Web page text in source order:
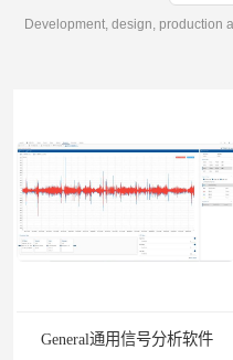
General通用信号分析软件